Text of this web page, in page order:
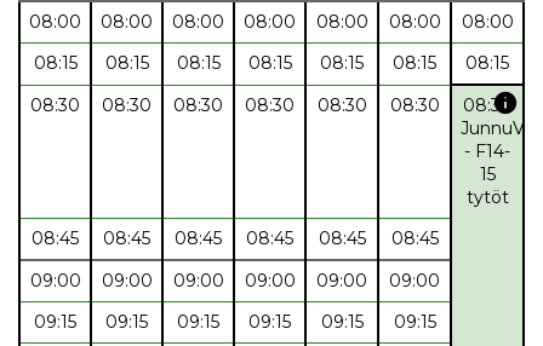
08:00 08:00 08:00 08:00 08:00 08:00
08:00
08:15
08:15 08:15 08:15 08:15 08:15
08:15
08:30
08:30 08:30 08:30 08:30 08:30 08:30info
- F14-
15
tytöt
08:45
08:45 08:45 08:45 08:45
08:45
09:00
09:00 09:00 09:00 09:00
09:00
09:15
09:15 09:15 09:15 09:15
09:15